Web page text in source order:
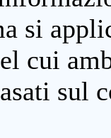
si
cui
sul